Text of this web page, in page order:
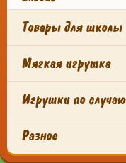
Товары для школы
Мягкая игрушка
Игрушки по случаю
Разное